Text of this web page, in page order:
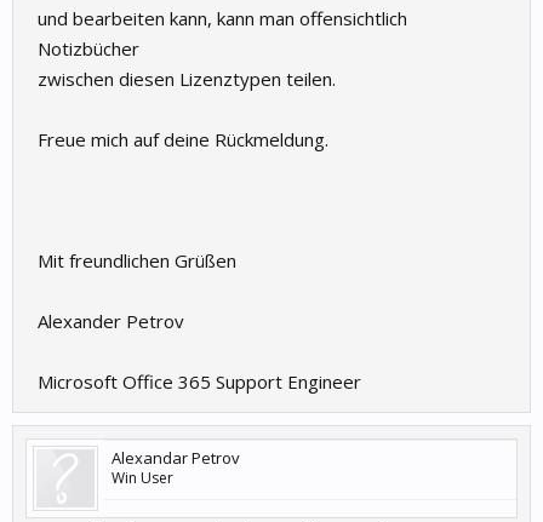
und bearbeiten kann, kann man offensichtlich
Notizbücher
zwischen diesen Lizenztypen teilen.
Freue mich auf deine Rückmeldung.
Mit freundlichen Grüßen
Alexander Petrov
Microsoft Office 365 Support Engineer
Alexandar Petrov
Win User